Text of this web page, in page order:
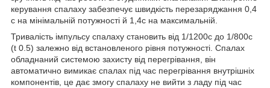
керування спалаху забезпечує швидкість перезаряджання 0,4
с на мінімальній потужності й 1,4с на максимальній.
Тривалість імпульсу спалаху становить від 1/1200с до 1/800с
(t 0.5) залежно від встановленого рівня потужності. Спалах
обладнаний системою захисту від перегрівання, він
автоматично вимикає спалах під час перегрівання внутрішніх
компонентів, це дає змогу спалаху не вийти з ладу під час